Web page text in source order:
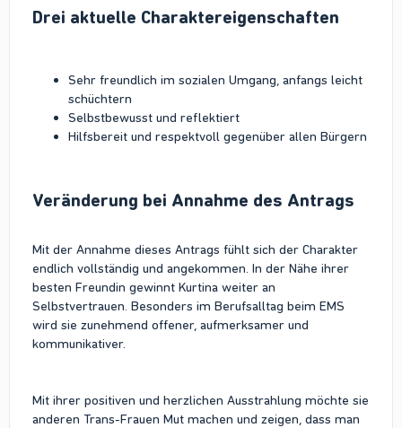
Drei aktuelle Charaktereigenschaften​
Sehr freundlich im sozialen Umgang, anfangs leicht
schüchtern
Selbstbewusst und reflektiert
Hilfsbereit und respektvoll gegenüber allen Bürgern
Veränderung bei Annahme des Antrags​
Mit der Annahme dieses Antrags fühlt sich der Charakter
endlich vollständig und angekommen. In der Nähe ihrer
besten Freundin gewinnt Kurtina weiter an
Selbstvertrauen. Besonders im Berufsalltag beim EMS
wird sie zunehmend offener, aufmerksamer und
kommunikativer.
Mit ihrer positiven und herzlichen Ausstrahlung möchte sie
anderen Trans-Frauen Mut machen und zeigen, dass man